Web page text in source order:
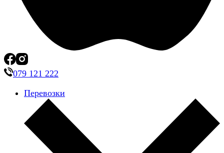
079 121 222
Перевозки